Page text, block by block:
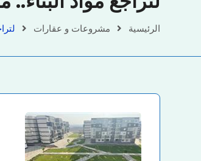
الرئيسية مشروعات و عقارات